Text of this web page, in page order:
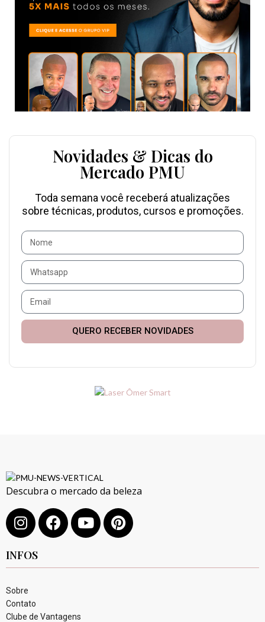
Novidades & Dicas do
Mercado PMU
Toda semana você receberá atualizações
sobre técnicas, produtos, cursos e promoções.
QUERO RECEBER NOVIDADES
Descubra o mercado da beleza
INFOS
Sobre
Contato
Clube de Vantagens